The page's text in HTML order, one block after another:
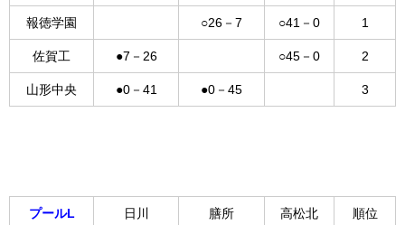
報徳学園 ○26－7 ○41－0 1
佐賀工 ●7－26 ○45－0 2
山形中央 ●0－41 ●0－45 3
プールL 日川 膳所 高松北 順位